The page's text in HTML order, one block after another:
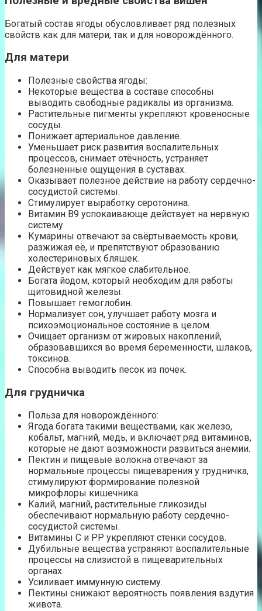
Богатый состав ягоды обусловливает ряд полезных
свойств как для матери, так и для новорождённого.
Для матери
Полезные свойства ягоды:
Некоторые вещества в составе способны
выводить свободные радикалы из организма.
Растительные пигменты укрепляют кровеносные
сосуды.
Понижает артериальное давление.
Уменьшает риск развития воспалительных
процессов, снимает отёчность, устраняет
болезненные ощущения в суставах.
Оказывает полезное действие на работу сердечно-
сосудистой системы.
Стимулирует выработку серотонина.
Витамин В9 успокаивающе действует на нервную
систему.
Кумарины отвечают за свёртываемость крови,
разжижая её, и препятствуют образованию
холестериновых бляшек.
Действует как мягкое слабительное.
Богата йодом, который необходим для работы
щитовидной железы.
Повышает гемоглобин.
Нормализует сон, улучшает работу мозга и
психоэмоциональное состояние в целом.
Очищает организм от жировых накоплений,
образовавшихся во время беременности, шлаков,
токсинов.
Способна выводить песок из почек.
Для грудничка
Польза для новорождённого:
Ягода богата такими веществами, как железо,
кобальт, магний, медь, и включает ряд витаминов,
которые не дают возможности развиться анемии.
Пектин и пищевые волокна отвечают за
нормальные процессы пищеварения у грудничка,
стимулируют формирование полезной
микрофлоры кишечника.
Калий, магний, растительные гликозиды
обеспечивают нормальную работу сердечно-
сосудистой системы.
Витамины С и РР укрепляют стенки сосудов.
Дубильные вещества устраняют воспалительные
процессы на слизистой в пищеварительных
органах.
Усиливает иммунную систему.
Пектины снижают вероятность появления вздутия
живота.